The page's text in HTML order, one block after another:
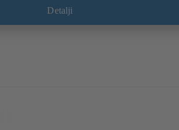
Detalji